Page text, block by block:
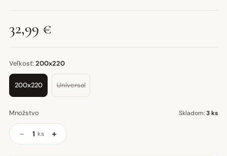
32,99 €
Veľkosť: 200x220
200x220 Universal
Množstvo Skladom:3 ks
− ks +